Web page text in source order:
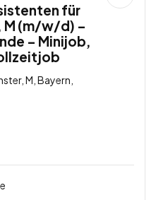
für
(m/w/d) –
– Minijob,
M, Bayern,